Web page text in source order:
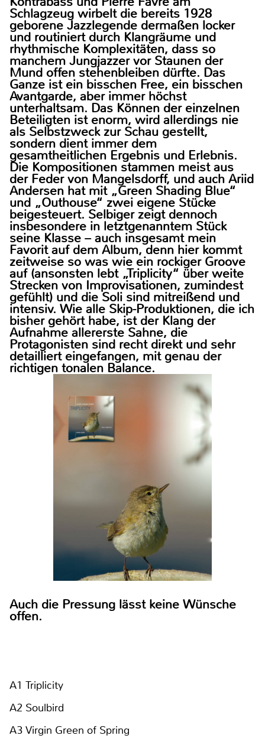
Schlagzeug wirbelt die bereits 1928
geborene Jazzlegende dermaßen locker
und routiniert durch Klangräume und
rhythmische Komplexitäten, dass so
manchem Jungjazzer vor Staunen der
Mund offen stehenbleiben dürfte. Das
Ganze ist ein bisschen Free, ein bisschen
Avantgarde, aber immer höchst
unterhaltsam. Das Können der einzelnen
Beteiligten ist enorm, wird allerdings nie
als Selbstzweck zur Schau gestellt,
sondern dient immer dem
gesamtheitlichen Ergebnis und Erlebnis.
Die Kompositionen stammen meist aus
der Feder von Mangelsdorff, und auch Ariid
Andersen hat mit „Green Shading Blue“
und „Outhouse“ zwei eigene Stücke
beigesteuert. Selbiger zeigt dennoch
insbesondere in letztgenanntem Stück
seine Klasse – auch insgesamt mein
Favorit auf dem Album, denn hier kommt
zeitweise so was wie ein rockiger Groove
auf (ansonsten lebt „Triplicity“ über weite
Strecken von Improvisationen, zumindest
gefühlt) und die Soli sind mitreißend und
intensiv. Wie alle Skip-Produktionen, die ich
bisher gehört habe, ist der Klang der
Aufnahme allererste Sahne, die
Protagonisten sind recht direkt und sehr
detailliert eingefangen, mit genau der
richtigen tonalen Balance.
Auch die Pressung lässt keine Wünsche
offen.
A1 Triplicity
A2 Soulbird
A3 Virgin Green of Spring